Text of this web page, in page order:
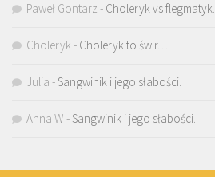
Paweł Gontarz - Choleryk vs flegmatyk.
Choleryk- Choleryk to świr…
Julia - Sangwinik i jego słabości.
Anna W - Sangwinik i jego słabości.